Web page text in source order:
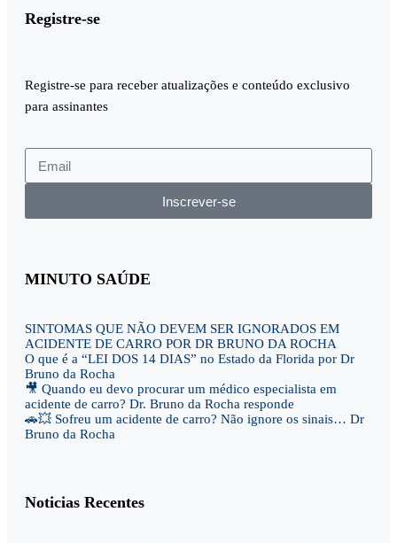
Registre-se
Registre-se para receber atualizações e conteúdo exclusivo
para assinantes
Inscrever-se
MINUTO SAÚDE
SINTOMAS QUE NÃO DEVEM SER IGNORADOS EM
ACIDENTE DE CARRO POR DR BRUNO DA ROCHA
O que é a “LEI DOS 14 DIAS” no Estado da Florida por Dr
Bruno da Rocha
🎥 Quando eu devo procurar um médico especialista em
acidente de carro? Dr. Bruno da Rocha responde
🚗💥 Sofreu um acidente de carro? Não ignore os sinais… Dr
Bruno da Rocha
Noticias Recentes